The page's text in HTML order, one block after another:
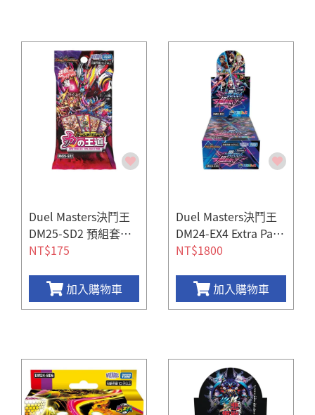
Duel Masters決鬥王
DM25-SD2 預組套牌
力量的王道
NT$175
加入購物車
Duel Masters決鬥王
DM24-EX4 Extra Pack
Vol.4 (彩虹社合作限
NT$1800
加入購物車